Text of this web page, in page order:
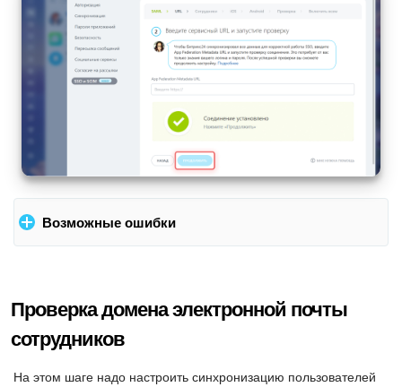
Возможные ошибки
Если во время проверки у вас возникла такая ошибка,
приложения в разделе
Проверка домена электронной почты
сотрудников
На этом шаге надо настроить синхронизацию пользователей